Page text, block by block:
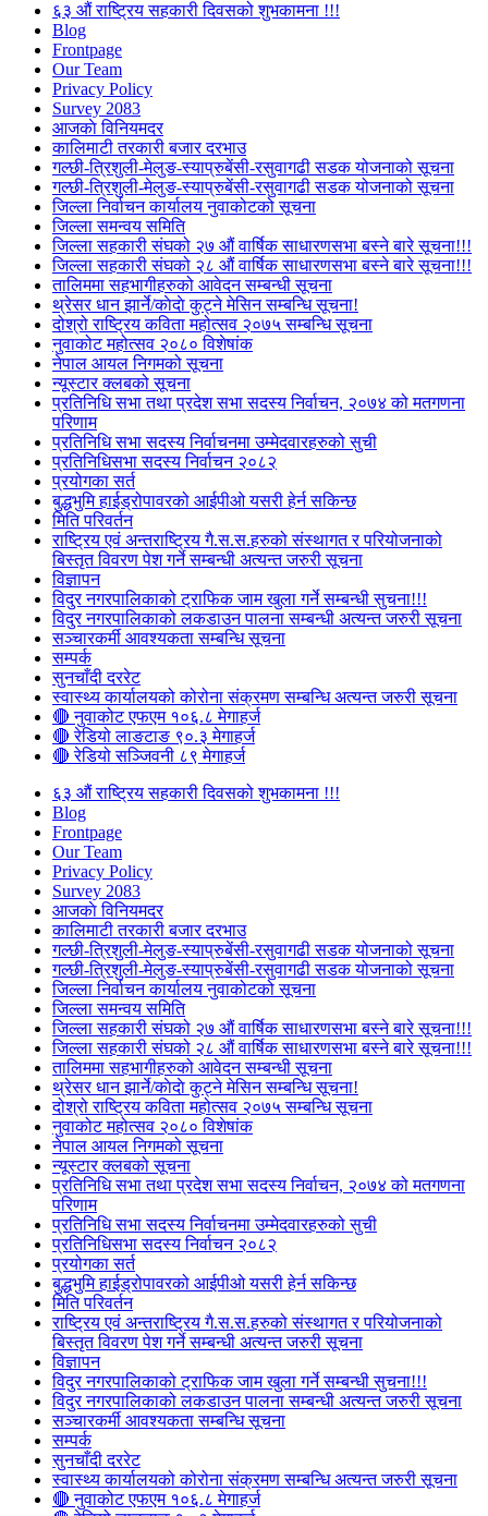
६३ औं राष्ट्रिय सहकारी दिवसको शुभकामना !!!
Blog
Frontpage
Our Team
Privacy Policy
Survey 2083
आजकाे विनियमदर
कालिमाटी तरकारी बजार दरभाउ
गल्छी-त्रिशुली-मेलुङ-स्याप्रुबेंसी-रसुवागढी सडक योजनाको सूचना
गल्छी-त्रिशुली-मेलुङ-स्याप्रुबेंसी-रसुवागढी सडक योजनाको सूचना
जिल्ला निर्वाचन कार्यालय नुवाकोटको सूचना
जिल्ला समन्वय समिति
जिल्ला सहकारी संघको २७ औं वार्षिक साधारणसभा बस्ने बारे सूचना!!!
जिल्ला सहकारी संघको २८ औं वार्षिक साधारणसभा बस्ने बारे सूचना!!!
तालिममा सहभागीहरुको आवेदन सम्बन्धी सूचना
थ्रेसर धान झार्ने/काेदाे कुट्ने मेसिन सम्बन्धि सूचना!
दोश्रो राष्ट्रिय कविता महोत्सव २०७५ सम्बन्धि सूचना
नुवाकोट महोत्सव २०८० विशेषांक
नेपाल आयल निगमको सूचना
न्यूस्टार क्लबको सूचना
प्रतिनिधि सभा तथा प्रदेश सभा सदस्य निर्वाचन, २०७४ को मतगणना
परिणाम
प्रतिनिधि सभा सदस्य निर्वाचनमा उम्मेदवारहरुको सुची
प्रतिनिधिसभा सदस्य निर्वाचन २०८२
प्रयोगका सर्त
बुद्धभुमि हाईड्रोपावरको आईपीओ यसरी हेर्न सकिन्छ
मिति परिवर्तन
राष्ट्रिय एवं अन्तराष्ट्रिय गै.स.स.हरुको संस्थागत र परियोजनाको
बिस्तृत विवरण पेश गर्ने सम्बन्धी अत्यन्त जरुरी सूचना
विज्ञापन
विदुर नगरपालिकाको ट्राफिक जाम खुला गर्ने सम्बन्धी सुचना!!!
विदुर नगरपालिकाको लकडाउन पालना सम्बन्धी अत्यन्त जरुरी सूचना
सञ्चारकर्मी आवश्यकता सम्बन्धि सूचना
सम्पर्क
सुनचाँदी दररेट
स्वास्थ्य कार्यालयको कोरोना संक्रमण सम्बन्धि अत्यन्त जरुरी सूचना
🔴 नुवाकोट एफएम १०६.८ मेगाहर्ज
🔴 रेडियो लाङटाङ ९०.३ मेगाहर्ज
🔴 रेडियो सञ्जिवनी ८९ मेगाहर्ज
६३ औं राष्ट्रिय सहकारी दिवसको शुभकामना !!!
Blog
Frontpage
Our Team
Privacy Policy
Survey 2083
आजकाे विनियमदर
कालिमाटी तरकारी बजार दरभाउ
गल्छी-त्रिशुली-मेलुङ-स्याप्रुबेंसी-रसुवागढी सडक योजनाको सूचना
गल्छी-त्रिशुली-मेलुङ-स्याप्रुबेंसी-रसुवागढी सडक योजनाको सूचना
जिल्ला निर्वाचन कार्यालय नुवाकोटको सूचना
जिल्ला समन्वय समिति
जिल्ला सहकारी संघको २७ औं वार्षिक साधारणसभा बस्ने बारे सूचना!!!
जिल्ला सहकारी संघको २८ औं वार्षिक साधारणसभा बस्ने बारे सूचना!!!
तालिममा सहभागीहरुको आवेदन सम्बन्धी सूचना
थ्रेसर धान झार्ने/काेदाे कुट्ने मेसिन सम्बन्धि सूचना!
दोश्रो राष्ट्रिय कविता महोत्सव २०७५ सम्बन्धि सूचना
नुवाकोट महोत्सव २०८० विशेषांक
नेपाल आयल निगमको सूचना
न्यूस्टार क्लबको सूचना
प्रतिनिधि सभा तथा प्रदेश सभा सदस्य निर्वाचन, २०७४ को मतगणना
परिणाम
प्रतिनिधि सभा सदस्य निर्वाचनमा उम्मेदवारहरुको सुची
प्रतिनिधिसभा सदस्य निर्वाचन २०८२
प्रयोगका सर्त
बुद्धभुमि हाईड्रोपावरको आईपीओ यसरी हेर्न सकिन्छ
मिति परिवर्तन
राष्ट्रिय एवं अन्तराष्ट्रिय गै.स.स.हरुको संस्थागत र परियोजनाको
बिस्तृत विवरण पेश गर्ने सम्बन्धी अत्यन्त जरुरी सूचना
विज्ञापन
विदुर नगरपालिकाको ट्राफिक जाम खुला गर्ने सम्बन्धी सुचना!!!
विदुर नगरपालिकाको लकडाउन पालना सम्बन्धी अत्यन्त जरुरी सूचना
सञ्चारकर्मी आवश्यकता सम्बन्धि सूचना
सम्पर्क
सुनचाँदी दररेट
स्वास्थ्य कार्यालयको कोरोना संक्रमण सम्बन्धि अत्यन्त जरुरी सूचना
🔴 नुवाकोट एफएम १०६.८ मेगाहर्ज